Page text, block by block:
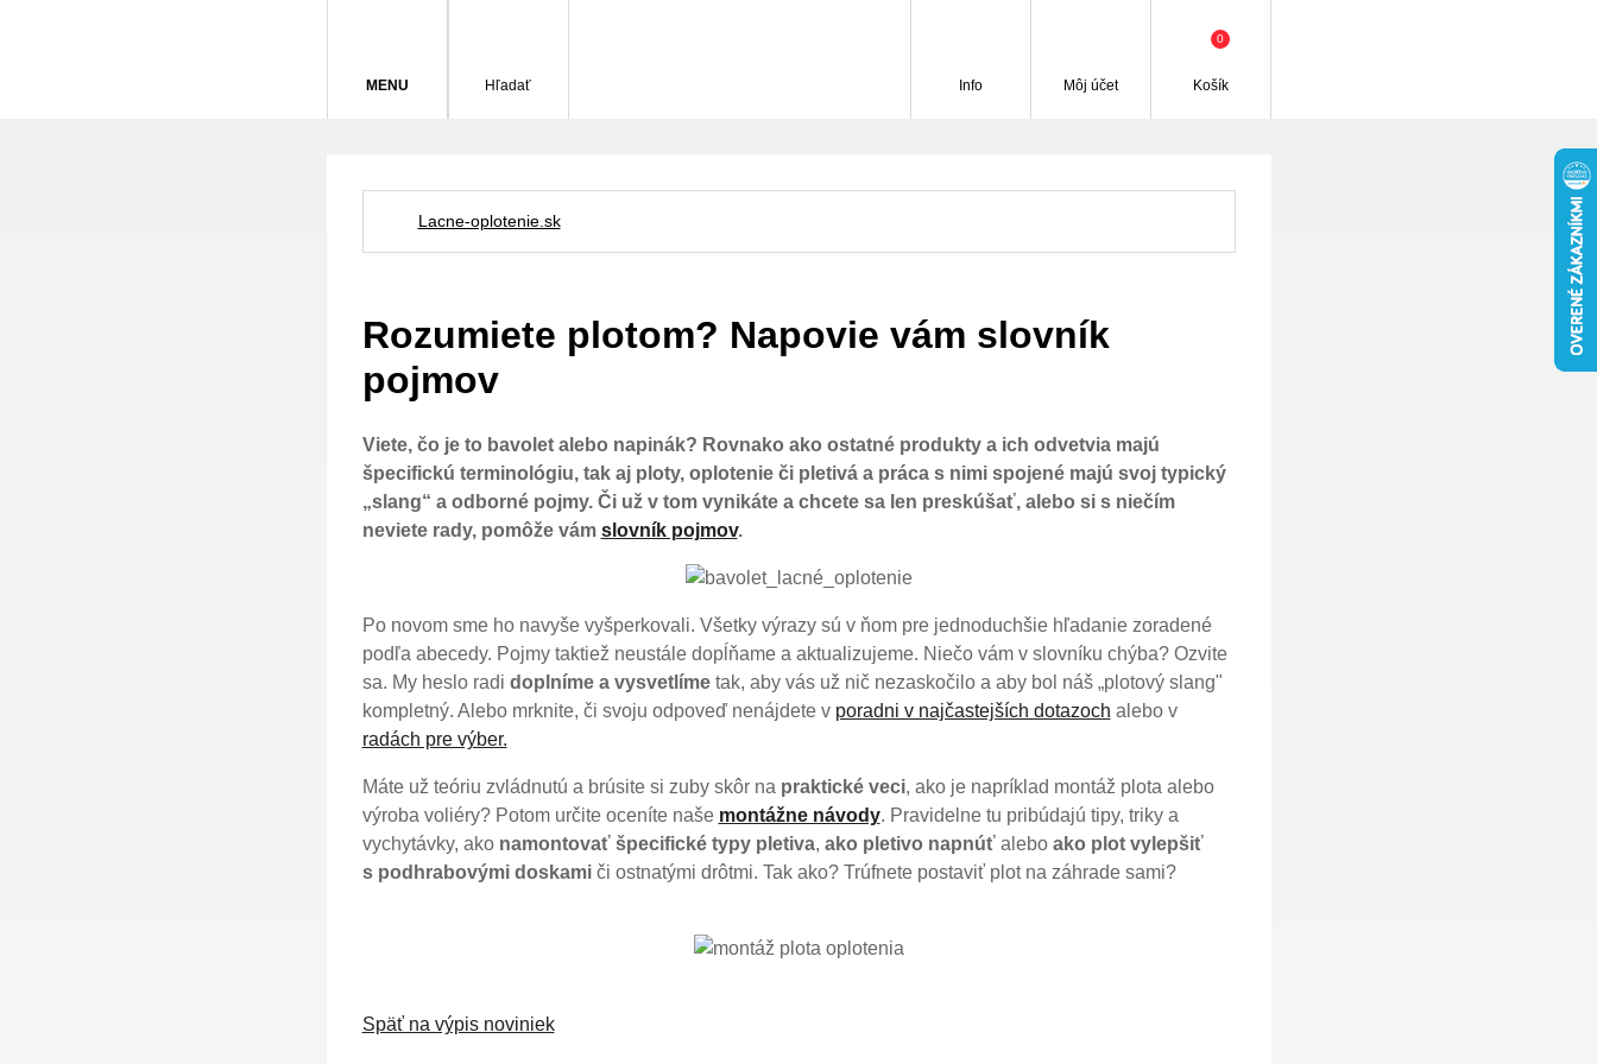
MENU Hľadať Info Môj účet Košík
0
Lacne-oplotenie.sk
Rozumiete plotom? Napovie vám slovník
pojmov
Viete, čo je to bavolet alebo napinák? Rovnako ako ostatné produkty a ich odvetvia majú
špecifickú terminológiu, tak aj ploty, oplotenie či pletivá a práca s nimi spojené majú svoj typický
„slang“ a odborné pojmy. Či už v tom vynikáte a chcete sa len preskúšať, alebo si s niečím
neviete rady, pomôže vám slovník pojmov.
Po novom sme ho navyše vyšperkovali. Všetky výrazy sú v ňom pre jednoduchšie hľadanie zoradené
podľa abecedy. Pojmy taktiež neustále dopĺňame a aktualizujeme. Niečo vám v slovníku chýba? Ozvite
sa. My heslo radi doplníme a vysvetlíme tak, aby vás už nič nezaskočilo a aby bol náš „plotový slang"
kompletný. Alebo mrknite, či svoju odpoveď nenájdete v poradni v najčastejších dotazoch alebo v
radách pre výber.
Máte už teóriu zvládnutú a brúsite si zuby skôr na praktické veci, ako je napríklad montáž plota alebo
výroba voliéry? Potom určite oceníte naše montážne návody. Pravidelne tu pribúdajú tipy, triky a
vychytávky, ako namontovať špecifické typy pletiva, ako pletivo napnúťalebo ako plot vylepšiť
s podhrabovými doskamiči ostnatými drôtmi. Tak ako? Trúfnete postaviť plot na záhrade sami?
Späť na výpis noviniek